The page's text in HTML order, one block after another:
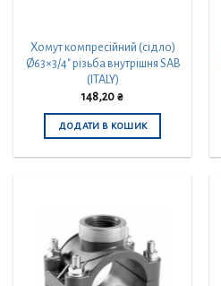
Хомут компресійний (сідло)
Ø63×3/4″ різьба внутрішня SAB
(ITALY)
148,20 ₴
ДОДАТИ В КОШИК